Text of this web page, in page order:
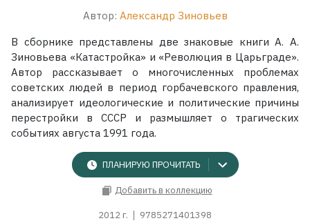
Автор: Александр Зиновьев
В сборнике представлены две знаковые книги А. А.
Зиновьева «Катастройка» и «Революция в Царьграде».
Автор рассказывает о многочисленных проблемах
советских людей в период горбачевского правления,
анализирует идеологические и политические причины
перестройки в СССР и размышляет о трагических
событиях августа 1991 года.
ПЛАНИРУЮ ПРОЧИТАТЬ
Добавить в коллекцию
2012 г. 9785271401398